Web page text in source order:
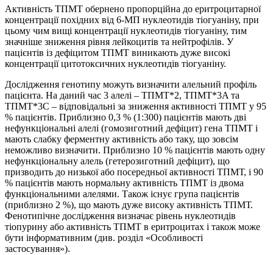
Активність ТПМТ обернено пропорційна до еритроцитарної
концентрації похідних від 6‑МП нуклеотидів тіогуаніну, при
цьому чим вищі концентрації нуклеотидів тіогуаніну, тим
значніше зниження рівня лейкоцитів та нейтрофілів. У
пацієнтів із дефіцитом ТПМТ виникають дуже високі
концентрації цитотоксичних нуклеотидів тіогуаніну.
Дослідження генотипу можуть визначити алельний профіль
пацієнта. На даний час 3 алелі – TПMT*2, TПMT*3A та
TПMT*3C – відповідальні за зниження активності ТПМТ у 95
% пацієнтів. Приблизно 0,3 % (1:300) пацієнтів мають дві
нефункціональні алелі (гомозиготний дефіцит) гена ТПМТ і
мають слабку ферментну активність або таку, що зовсім
неможливо визначити. Приблизно 10 % пацієнтів мають одну
нефункціональну алель (гетерозиготний дефіцит), що
призводить до низької або посередньої активності ТПМТ, і 90
% пацієнтів мають нормальну активність ТПМТ із двома
функціональними алелями. Також існує група пацієнтів
(приблизно 2 %), що мають дуже високу активність ТПМТ.
Фенотипічне дослідження визначає рівень нуклеотидів
тіопурину або активність ТПМТ в еритроцитах і також може
бути інформативним (див. розділ «Особливості
застосування»).